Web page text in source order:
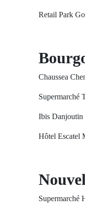
Retail Park
Chaussea
Supermarché
Ibis Danjoutin
Hôtel Escatel
Supermarché